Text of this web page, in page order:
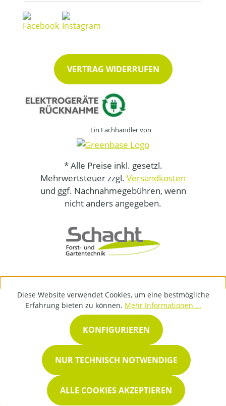
VERTRAG WIDERRUFEN
Ein Fachhändler von
* Alle Preise inkl. gesetzl.
Mehrwertsteuer zzgl. Versandkosten
und ggf. Nachnahmegebühren, wenn
nicht anders angegeben.
Diese Website verwendet Cookies, um eine bestmögliche
Erfahrung bieten zu können. Mehr Informationen ...
NUR TECHNISCH NOTWENDIGE
KONFIGURIEREN
ALLE COOKIES AKZEPTIEREN